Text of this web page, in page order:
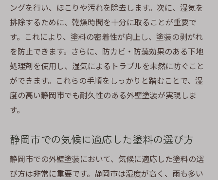
ングを行い、ほこりや汚れを除去します。次に、湿気を
排除するために、乾燥時間を十分に取ることが重要で
す。これにより、塗料の密着性が向上し、塗装の剥がれ
を防止できます。さらに、防カビ・防藻効果のある下地
処理剤を使用し、湿気によるトラブルを未然に防ぐこと
ができます。これらの手順をしっかりと踏むことで、湿
度の高い静岡市でも耐久性のある外壁塗装が実現しま
す。
静岡市での気候に適応した塗料の選び方
静岡市での外壁塗装において、気候に適応した塗料の選
び方は非常に重要です。静岡市は湿度が高く、雨も多い